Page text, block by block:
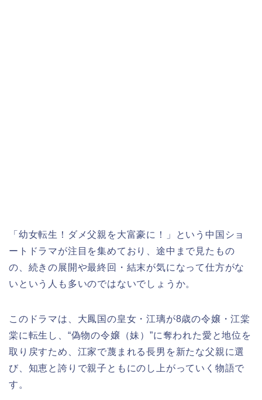
「幼女転生！ダメ父親を大富豪に！」
という中国ショ
ートドラマが注目を集めており、途中まで見たもの
の、続きの展開や最終回・結末が気になって仕方がな
いという人も多いのではないでしょうか。
このドラマは、大鳳国の皇女・江璃が8歳の令嬢・江棠
棠に転生し、“偽物の令嬢（妹）”に奪われた愛と地位を
取り戻すため、江家で蔑まれる長男を新たな父親に選
び、知恵と誇りで親子ともにのし上がっていく物語で
す。